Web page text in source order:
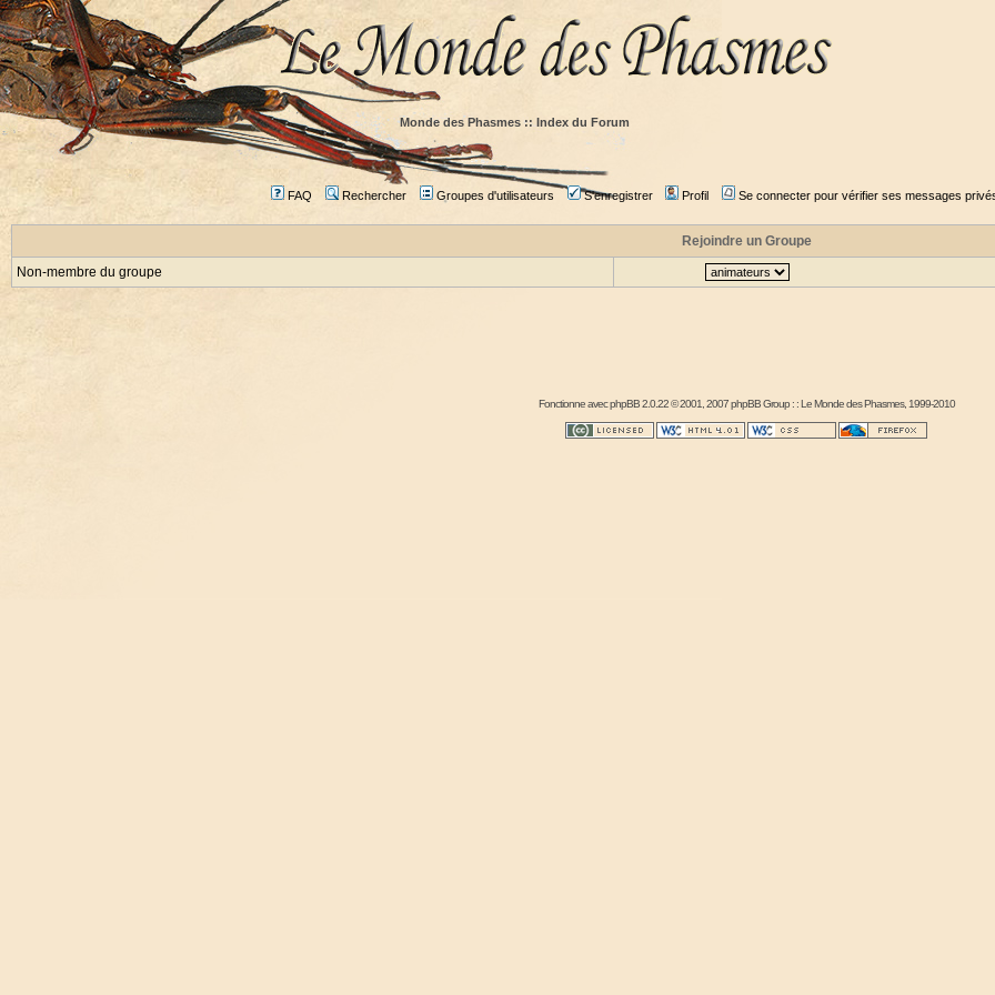
Monde des Phasmes :: Index du Forum
FAQ Rechercher Groupes d'utilisateurs S'enregistrer Profil Se connecter pour vérifier ses messages
Rejoindre un Groupe
Non-membre du groupe
Fonctionne avecphpBB2.0.22 © 2001, 2007 phpBB Group : :Le Monde des Phasmes, 1999-2010